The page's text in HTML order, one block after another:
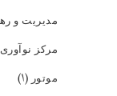
مدیریت و
مرکز
موتور (۱)